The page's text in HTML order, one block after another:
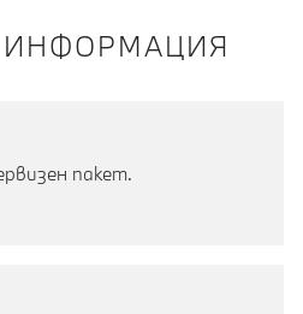
ИНФОРМАЦИЯ
пакет.